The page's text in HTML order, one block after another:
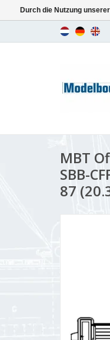
MBT
SBB-
87
Durch die Nutzung